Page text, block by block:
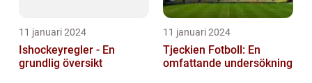
11 januari 2024
Ishockeyregler - En
grundlig översikt
11 januari 2024
Tjeckien Fotboll: En
omfattande undersökning